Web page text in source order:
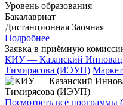
Уровень образования
Бакалавриат
Дистанционная Заочная
Подробнее
Заявка в приёмную
КИУ — Казанский
Тимирясова (ИЭУП)
Посмотреть все программы